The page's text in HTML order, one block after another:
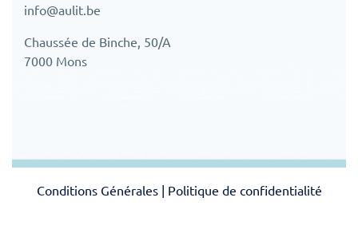
info@aulit.be
Chaussée de Binche, 50/A
7000 Mons
Conditions Générales| Politique de confidentialité